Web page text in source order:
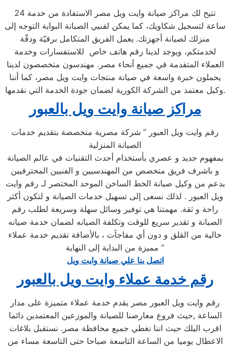
تتيح لك مراكز صيانة وايت ويل مصر الاستفادة من خدمة 24
ساعة لتسجيل شكاويك، كما يمكن لفنيي الصيانة البوابة التوجه إلى
منزلك لصيانة أجهزتك. يعمل الفريق المتكامل برقيّة ودقّة
لخدمتكم، ويوجد لدينا رقم هاتف خاص للاستفسارات وخدمة
العملاء المتقدمة في جميع أنحاء مصر. مهندسون متخصصون لدينا
يحملون خبرة واسعة في صيانة منتجات وايت ويل مصر، كما أننا
وكيل معتمد من الشركة الكورية لضمان جودة الخدمة التي نقدمها.
مراكز صيانة وايت ويل بالعبور
رقم وايت ويل العبور ” شركة مصرية متخصصة بتقديم خدمات
الصيانة المنزلية
بمفهوم جديد و عصري بأستخدام أحدث التقنيات في عالم الصيانة
و باشرف فريق متخصص من المهندسيين و الفنيين المحترفيين
بدعم من وكيل صيانة الخط الساخن الموحد المختصر لـ رقم وايت
ويل العبور . لذلك نسعى إلى تسهيل خدمات الصيانة و لتكون أكثر
راحة و ثقة. مهمتنا هي توفير وسائل سهلة وسريعة لطلب رقم
الصيانة و تقدير سريع للوقت وتكلفة الصيانه لضمان خدمة صيانه
خالية من القلق و دون أي مفاجآت ، بالأضافة تقديم خدمة عملاء
مميزة من البداية إلى النهاية ”
اتصل بنا علي صيانة وايت ويل
رقم خدمة عملاء وايت ويل بالعبور
رقم وايت ويل العبور مصر يقدم خدمة عملاء متميزة على مدار
الساعة ,حيث فروع معارضنا للصيانة والموزعين المعتمدين دائما
اقرب اليلك حيث اننا نغطي جميع محافظة مصر. نستقبل بلاغات
الاعطال يوميا من الساعة التاسعة صباحا حتى التاسعة مساء من